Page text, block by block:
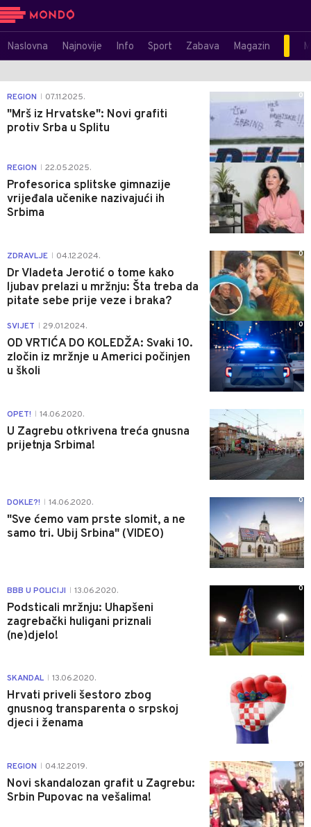
Naslovna Najnovije Info Sport Zabava Magazin
REGION 07.11.2025.
"Mrš iz Hrvatske": Novi grafiti
protiv Srba u Splitu
0
REGION 22.05.2025.
Profesorica splitske gimnazije
vrijeđala učenike nazivajući ih
Srbima
1
ZDRAVLJE 04.12.2024.
Dr Vladeta Jerotić o tome kako
ljubav prelazi u mržnju: Šta treba da
pitate sebe prije veze i braka?
0
SVIJET 29.01.2024.
OD VRTIĆA DO KOLEDŽA: Svaki 10.
zločin iz mržnje u Americi počinjen
u školi
0
OPET! 14.06.2020.
U Zagrebu otkrivena treća gnusna
prijetnja Srbima!
1
DOKLE?! 14.06.2020.
"Sve ćemo vam prste slomit, a ne
samo tri. Ubij Srbina" (VIDEO)
0
BBB U POLICIJI 13.06.2020.
Podsticali mržnju: Uhapšeni
zagrebački huligani priznali
(ne)djelo!
0
SKANDAL 13.06.2020.
Hrvati priveli šestoro zbog
gnusnog transparenta o srpskoj
djeci i ženama
REGION 04.12.2019.
Novi skandalozan grafit u Zagrebu:
Srbin Pupovac na vešalima!
0